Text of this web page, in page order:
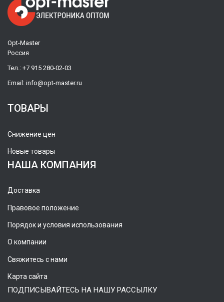
Opt-Master
Россия
Тел.: +7 915 280-02-03
Email: info@opt-master.ru
ТОВАРЫ
Снижение цен
Новые товары
НАША КОМПАНИЯ
Доставка
Правовое положение
Порядок и условия использования
О компании
Свяжитесь с нами
Карта сайта
ПОДПИСЫВАЙТЕСЬ НА НАШУ РАССЫЛКУ